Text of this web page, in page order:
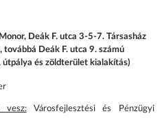
Deák F. utca 3-5-7. Társasház
Deák F. utca 9. számú
és zöldterület kialakítás)
vesz:Városfejlesztési és Pénzügyi